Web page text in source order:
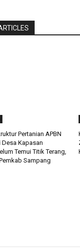
Pertanian APBN
Kapasan
Temui Titik Terang,
Sampang